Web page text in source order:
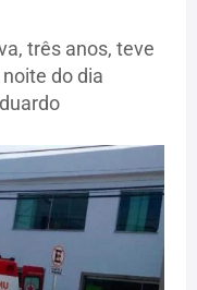
três anos, teve
do dia